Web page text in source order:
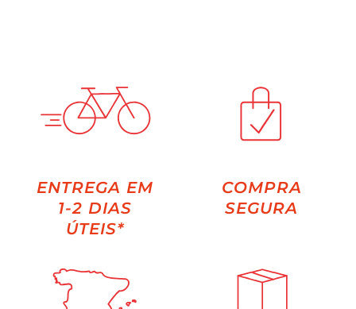
ENTREGA EM
1-2 DIAS
ÚTEIS*
COMPRA
SEGURA